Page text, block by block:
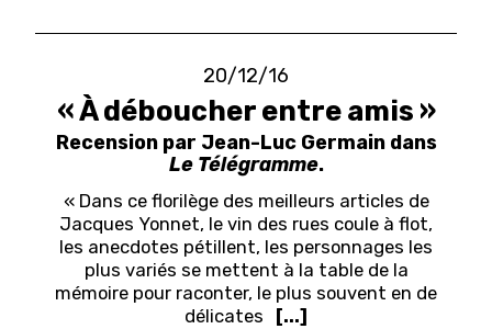
20/12/16
« À déboucher entre amis »
Recension par Jean-Luc Germain dans
Le Télégramme.
« Dans ce florilège des meilleurs articles de
Jacques Yonnet, le vin des rues coule à flot,
les anecdotes pétillent, les personnages les
plus variés se mettent à la table de la
mémoire pour raconter, le plus souvent en de
délicates
[...]